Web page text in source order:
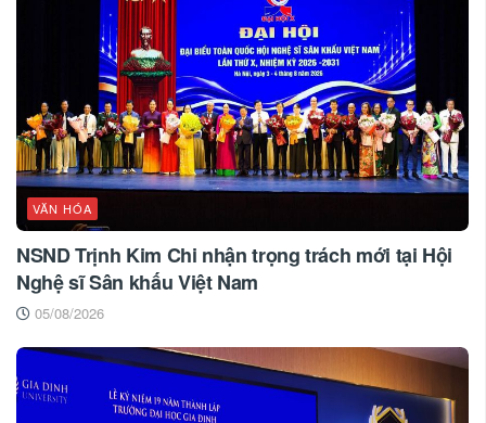
VĂN HÓA
NSND Trịnh Kim Chi nhận trọng trách mới tại Hội
Nghệ sĩ Sân khấu Việt Nam
05/08/2026